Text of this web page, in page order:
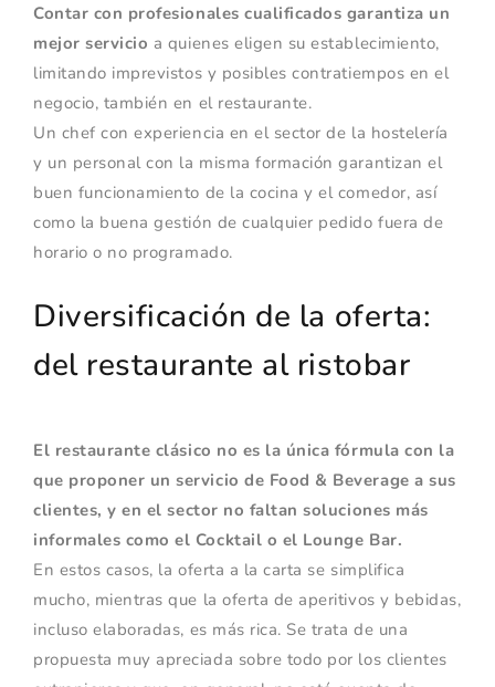
Contar con profesionales cualificados garantiza un
mejor servicio a quienes eligen su establecimiento,
limitando imprevistos y posibles contratiempos en el
negocio, también en el restaurante.
Un chef con experiencia en el sector de la hostelería
y un personal con la misma formación garantizan el
buen funcionamiento de la cocina y el comedor, así
como la buena gestión de cualquier pedido fuera de
horario o no programado.
Diversificación de la oferta:
del restaurante al ristobar
El restaurante clásico no es la única fórmula con la
que proponer un servicio de Food & Beverage a sus
clientes, y en el sector no faltan soluciones más
informales como el Cocktail o el Lounge Bar.
En estos casos, la oferta a la carta se simplifica
mucho, mientras que la oferta de aperitivos y bebidas,
incluso elaboradas, es más rica. Se trata de una
propuesta muy apreciada sobre todo por los clientes